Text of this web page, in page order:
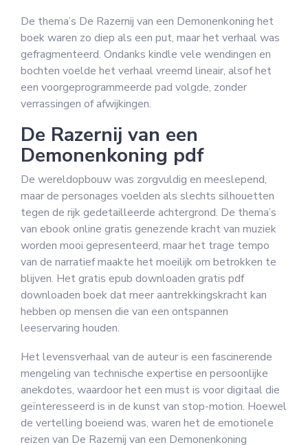
De thema’s De Razernij van een Demonenkoning het
boek waren zo diep als een put, maar het verhaal was
gefragmenteerd. Ondanks kindle vele wendingen en
bochten voelde het verhaal vreemd lineair, alsof het
een voorgeprogrammeerde pad volgde, zonder
verrassingen of afwijkingen.
De Razernij van een
Demonenkoning pdf
De wereldopbouw was zorgvuldig en meeslepend,
maar de personages voelden als slechts silhouetten
tegen de rijk gedetailleerde achtergrond. De thema’s
van ebook online gratis genezende kracht van muziek
worden mooi gepresenteerd, maar het trage tempo
van de narratief maakte het moeilijk om betrokken te
blijven. Het gratis epub downloaden gratis pdf
downloaden boek dat meer aantrekkingskracht kan
hebben op mensen die van een ontspannen
leeservaring houden.
Het levensverhaal van de auteur is een fascinerende
mengeling van technische expertise en persoonlijke
anekdotes, waardoor het een must is voor digitaal die
geïnteresseerd is in de kunst van stop-motion. Hoewel
de vertelling boeiend was, waren het de emotionele
reizen van De Razernij van een Demonenkoning